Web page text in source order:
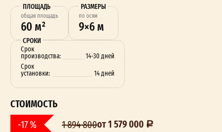
ПЛОЩАДЬ
oбщая площадь
60 м²
РАЗМЕРЫ
по осям
9×6 м
СРОКИ
Срок
производства:
14-30 дней
Срок
установки: 14 дней
СТОИМОСТЬ
-17 % 1 894 800от 1 579 000